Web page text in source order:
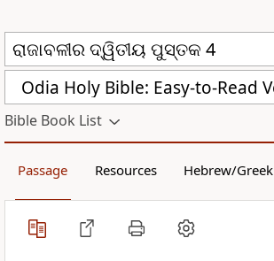
Bible Book List
Passage Resources Hebrew/Greek